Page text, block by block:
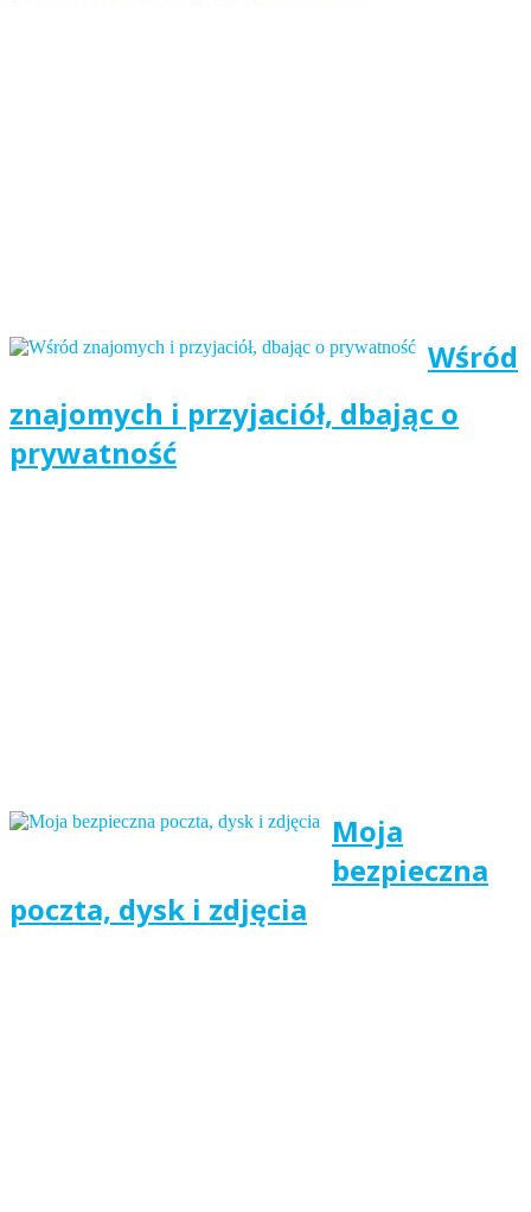
Wśród
znajomych i przyjaciół, dbając o
prywatność
Moja
bezpieczna
poczta, dysk i zdjęcia